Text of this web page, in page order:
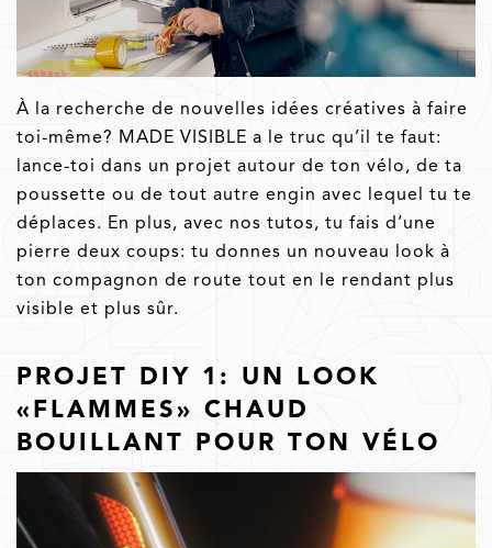
À la recherche de nouvelles idées créatives à faire
toi-même? MADE VISIBLE a le truc qu’il te faut:
lance-toi dans un projet autour de ton vélo, de ta
poussette ou de tout autre engin avec lequel tu te
déplaces. En plus, avec nos tutos, tu fais d’une
pierre deux coups: tu donnes un nouveau look à
ton compagnon de route tout en le rendant plus
visible et plus sûr.
PROJET DIY 1: UN LOOK
«FLAMMES» CHAUD
BOUILLANT POUR TON VÉLO